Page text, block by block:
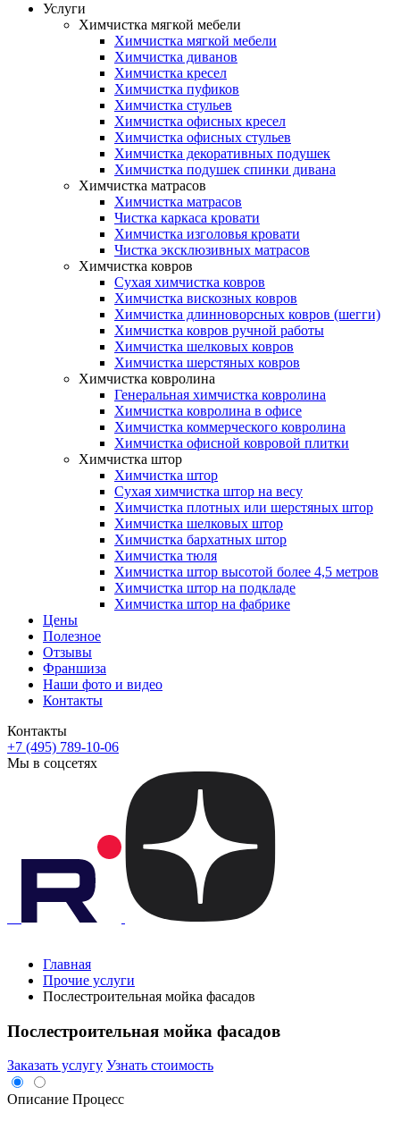
Услуги
Химчистка мягкой мебели
Химчистка мягкой мебели
Химчистка диванов
Химчистка кресел
Химчистка пуфиков
Химчистка стульев
Химчистка офисных кресел
Химчистка офисных стульев
Химчистка декоративных подушек
Химчистка подушек спинки дивана
Химчистка матрасов
Химчистка матрасов
Чистка каркаса кровати
Химчистка изголовья кровати
Чистка эксклюзивных матрасов
Химчистка ковров
Сухая химчистка ковров
Химчистка вискозных ковров
Химчистка длинноворсных ковров (шегги)
Химчистка ковров ручной работы
Химчистка шелковых ковров
Химчистка шерстяных ковров
Химчистка ковролина
Генеральная химчистка ковролина
Химчистка ковролина в офисе
Химчистка коммерческого ковролина
Химчистка офисной ковровой плитки
Химчистка штор
Химчистка штор
Сухая химчистка штор на весу
Химчистка плотных или шерстяных штор
Химчистка шелковых штор
Химчистка бархатных штор
Химчистка тюля
Химчистка штор высотой более 4,5 метров
Химчистка штор на подкладе
Химчистка штор на фабрике
Цены
Полезное
Отзывы
Франшиза
Наши фото и видео
Контакты
Контакты
+7 (495) 789-10-06
Мы в соцсетях
Главная
Прочие услуги
Послестроительная мойка фасадов
Послестроительная мойка фасадов
Заказать услугу Узнать стоимость
Описание Процесс